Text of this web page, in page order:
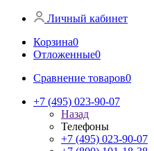
Личный кабинет
Корзина0
Отложенные0
Сравнение товаров0
+7 (495) 023-90-07
Назад
Телефоны
+7 (495) 023-90-07